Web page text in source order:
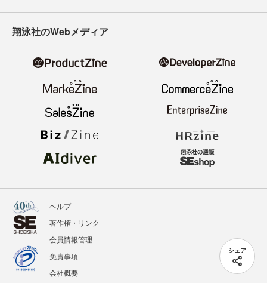
シェア
翔泳社のWebメディア
ヘルプ
著作権・リンク
会員情報管理
免責事項
会社概要